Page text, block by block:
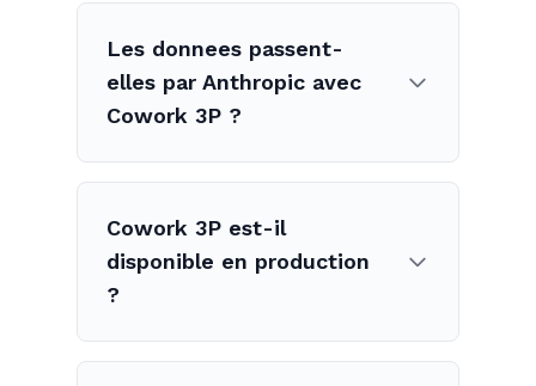
Les donnees passent-
elles par Anthropic avec
Cowork 3P ?
Cowork 3P est-il
disponible en production
?